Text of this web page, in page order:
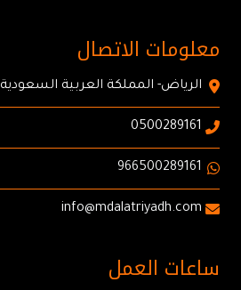
معلومات الاتصال
الرياض- المملكة العربية السعودية
0500289161
966500289161
info@mdalatriyadh.com
ساعات العمل